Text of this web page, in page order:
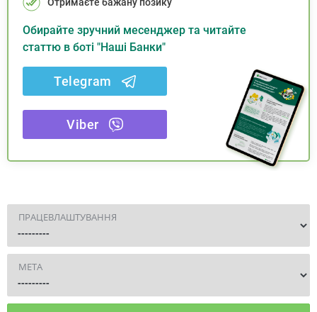
Обирайте зручний месенджер та читайте
статтю в боті "Наші Банки"
Telegram
Viber
ПРАЦЕВЛАШТУВАННЯ
МЕТА